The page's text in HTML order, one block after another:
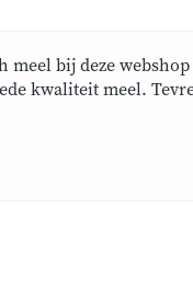
meel bij deze
kwaliteit meel.